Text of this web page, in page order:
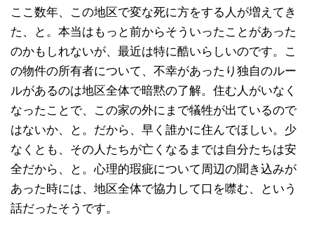
ここ数年、この地区で変な死に方をする人が増えてき
た、と。本当はもっと前からそういったことがあった
のかもしれないが、最近は特に酷いらしいのです。こ
の物件の所有者について、不幸があったり独自のルー
ルがあるのは地区全体で暗黙の了解。住む人がいなく
なったことで、この家の外にまで犠牲が出ているので
はないか、と。だから、早く誰かに住んでほしい。少
なくとも、その人たちが亡くなるまでは自分たちは安
全だから、と。心理的瑕疵について周辺の聞き込みが
あった時には、地区全体で協力して口を噤む、という
話だったそうです。